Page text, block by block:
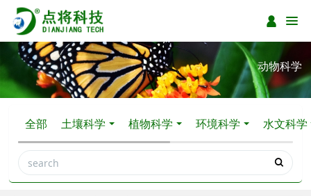
动物科学
全部 土壤科学 植物科学 环境科学 水文科学